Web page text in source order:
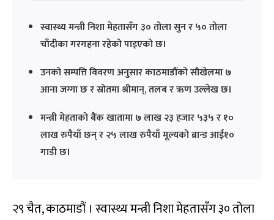
स्वास्थ्य मन्त्री निशा मेहतासँग ३० तोला सुन र ५० तोला
चाँदीका गरगहना रहेको पाइएको छ।
उनको सम्पत्ति विवरण अनुसार काठमाडौंको सौखेलमा ७
आना जग्गा छ र स्रोतमा श्रीमान्, तलब र ऋण उल्लेख छ।
मन्त्री मेहताको बैंक खातामा ७ लाख २३ हजार ५३५ र १०
लाख रुपैयाँ छन् र २५ लाख रुपैयाँ मूल्यको ब्रान्ड आई१०
गाडी छ।
२९ चैत, काठमाडौं । स्वास्थ्य मन्त्री निशा मेहतासँग ३० तोला